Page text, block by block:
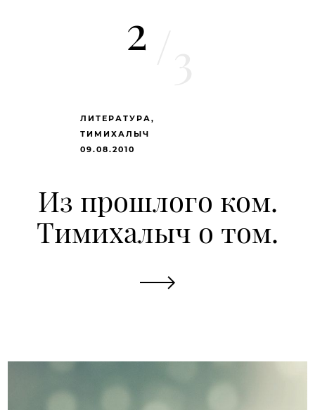
2
ЛИТЕРАТУРА
ТИМИХАЛЫЧ
09.08.2010
Из прошлого ком.
Тимихалыч о том.